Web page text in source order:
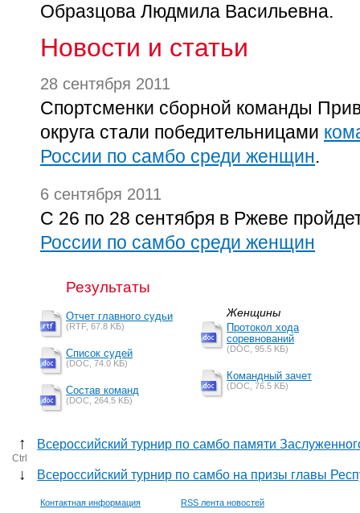
Образцова Людмила Васильевна.
Новости и статьи
28 сентября 2011
Спортсменки сборной команды
округа стали победительницами
России по самбо среди женщин.
6 сентября 2011
С 26 по 28 сентября в Ржеве
России по самбо среди женщин
Результаты
Отчет главного судьи
(RTF, 67.8 KБ)
Список судей
(DOC, 74.0 KБ)
Состав команд
(DOC, 264.5 KБ)
Женщины
Протокол хода
соревнований
(DOC, 95.5 KБ)
Командный зачет
(DOC, 76.5 KБ)
↑ Всероссийский турнир по самбо памяти
Ctrl
↓ Всероссийский турнир по самбо на призы главы
Контактная информация
RSS лента новостей